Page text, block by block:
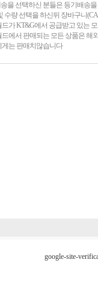
을 선택하신 분들은 등기배송
수량 선택을 하신뒤 장바구니
드가 KT&G에서 공급받고 있는
드에서 판매되는 모든 상품은 해
게는 판매치않습니다
google-site-